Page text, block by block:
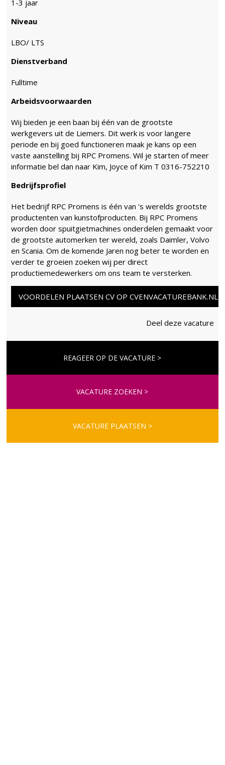
1-3 jaar
Niveau
LBO/ LTS
Dienstverband
Fulltime
Arbeidsvoorwaarden
Wij bieden je een baan bij één van de grootste
werkgevers uit de Liemers. Dit werk is voor langere
periode en bij goed functioneren maak je kans op een
vaste aanstelling bij RPC Promens. Wil je starten of meer
informatie bel dan naar Kim, Joyce of Kim T 0316-752210
Bedrijfsprofiel
Het bedrijf RPC Promens is één van 's werelds grootste
productenten van kunstofproducten. Bij RPC Promens
worden door spuitgietmachines onderdelen gemaakt voor
de grootste automerken ter wereld, zoals Daimler, Volvo
en Scania. Om de komende Jaren nog beter te worden en
verder te groeien zoeken wij per direct
productiemedewerkers om ons team te versterken.
VOORDELEN PLAATSEN CV OP CVENVACATUREBANK.NL
Deel deze vacature
REAGEER OP DE VACATURE >
VACATURE ZOEKEN >
VACATURE PLAATSEN >